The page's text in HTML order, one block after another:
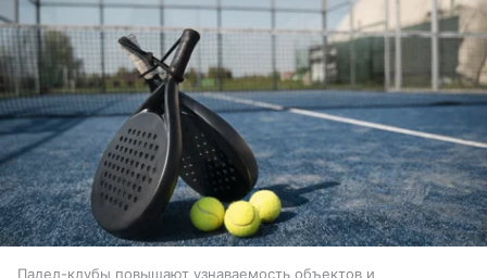
Падел-клубы повышают узнаваемость объектов и